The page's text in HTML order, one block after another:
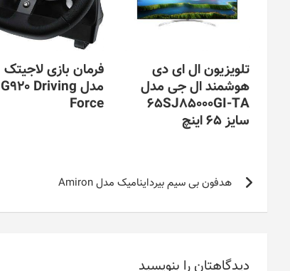
تلویزیون ال ای دی
هوشمند ال جی مدل
65SJ85000GI-TA
سایز 65 اینچ
فرمان بازی لاجیتک
مدل G920 Driving
Force
راهبری
نوشتههدفون بی سیم بیرداینامیک مدل Amiron
دیدگاهتان را بنویسید